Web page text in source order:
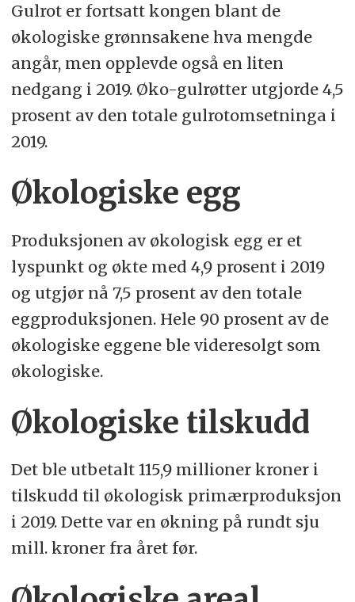
Gulrot er fortsatt kongen blant de
økologiske grønnsakene hva mengde
angår, men opplevde også en liten
nedgang i 2019. Øko-gulrøtter utgjorde 4,5
prosent av den totale gulrotomsetninga i
2019.
Økologiske egg
Produksjonen av økologisk egg er et
lyspunkt og økte med 4,9 prosent i 2019
og utgjør nå 7,5 prosent av den totale
eggproduksjonen. Hele 90 prosent av de
økologiske eggene ble videresolgt som
økologiske.
Økologiske tilskudd
Det ble utbetalt 115,9 millioner kroner i
tilskudd til økologisk primærproduksjon
i 2019. Dette var en økning på rundt sju
mill. kroner fra året før.